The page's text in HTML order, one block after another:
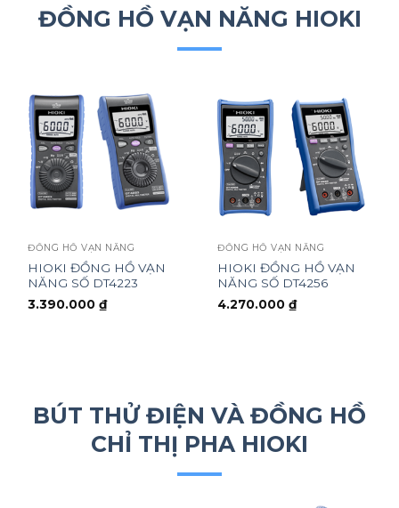
ĐỒNG HỒ VẠN NĂNG HIOKI
ĐỒNG HỒ VẠN NĂNG
HIOKI ĐỒNG HỒ VẠN
NĂNG SỐ DT4223
3.390.000₫
ĐỒNG HỒ VẠN NĂNG
HIOKI ĐỒNG HỒ VẠN
NĂNG SỐ DT4256
4.270.000₫
BÚT THỬ ĐIỆN VÀ ĐỒNG HỒ
CHỈ THỊ PHA HIOKI